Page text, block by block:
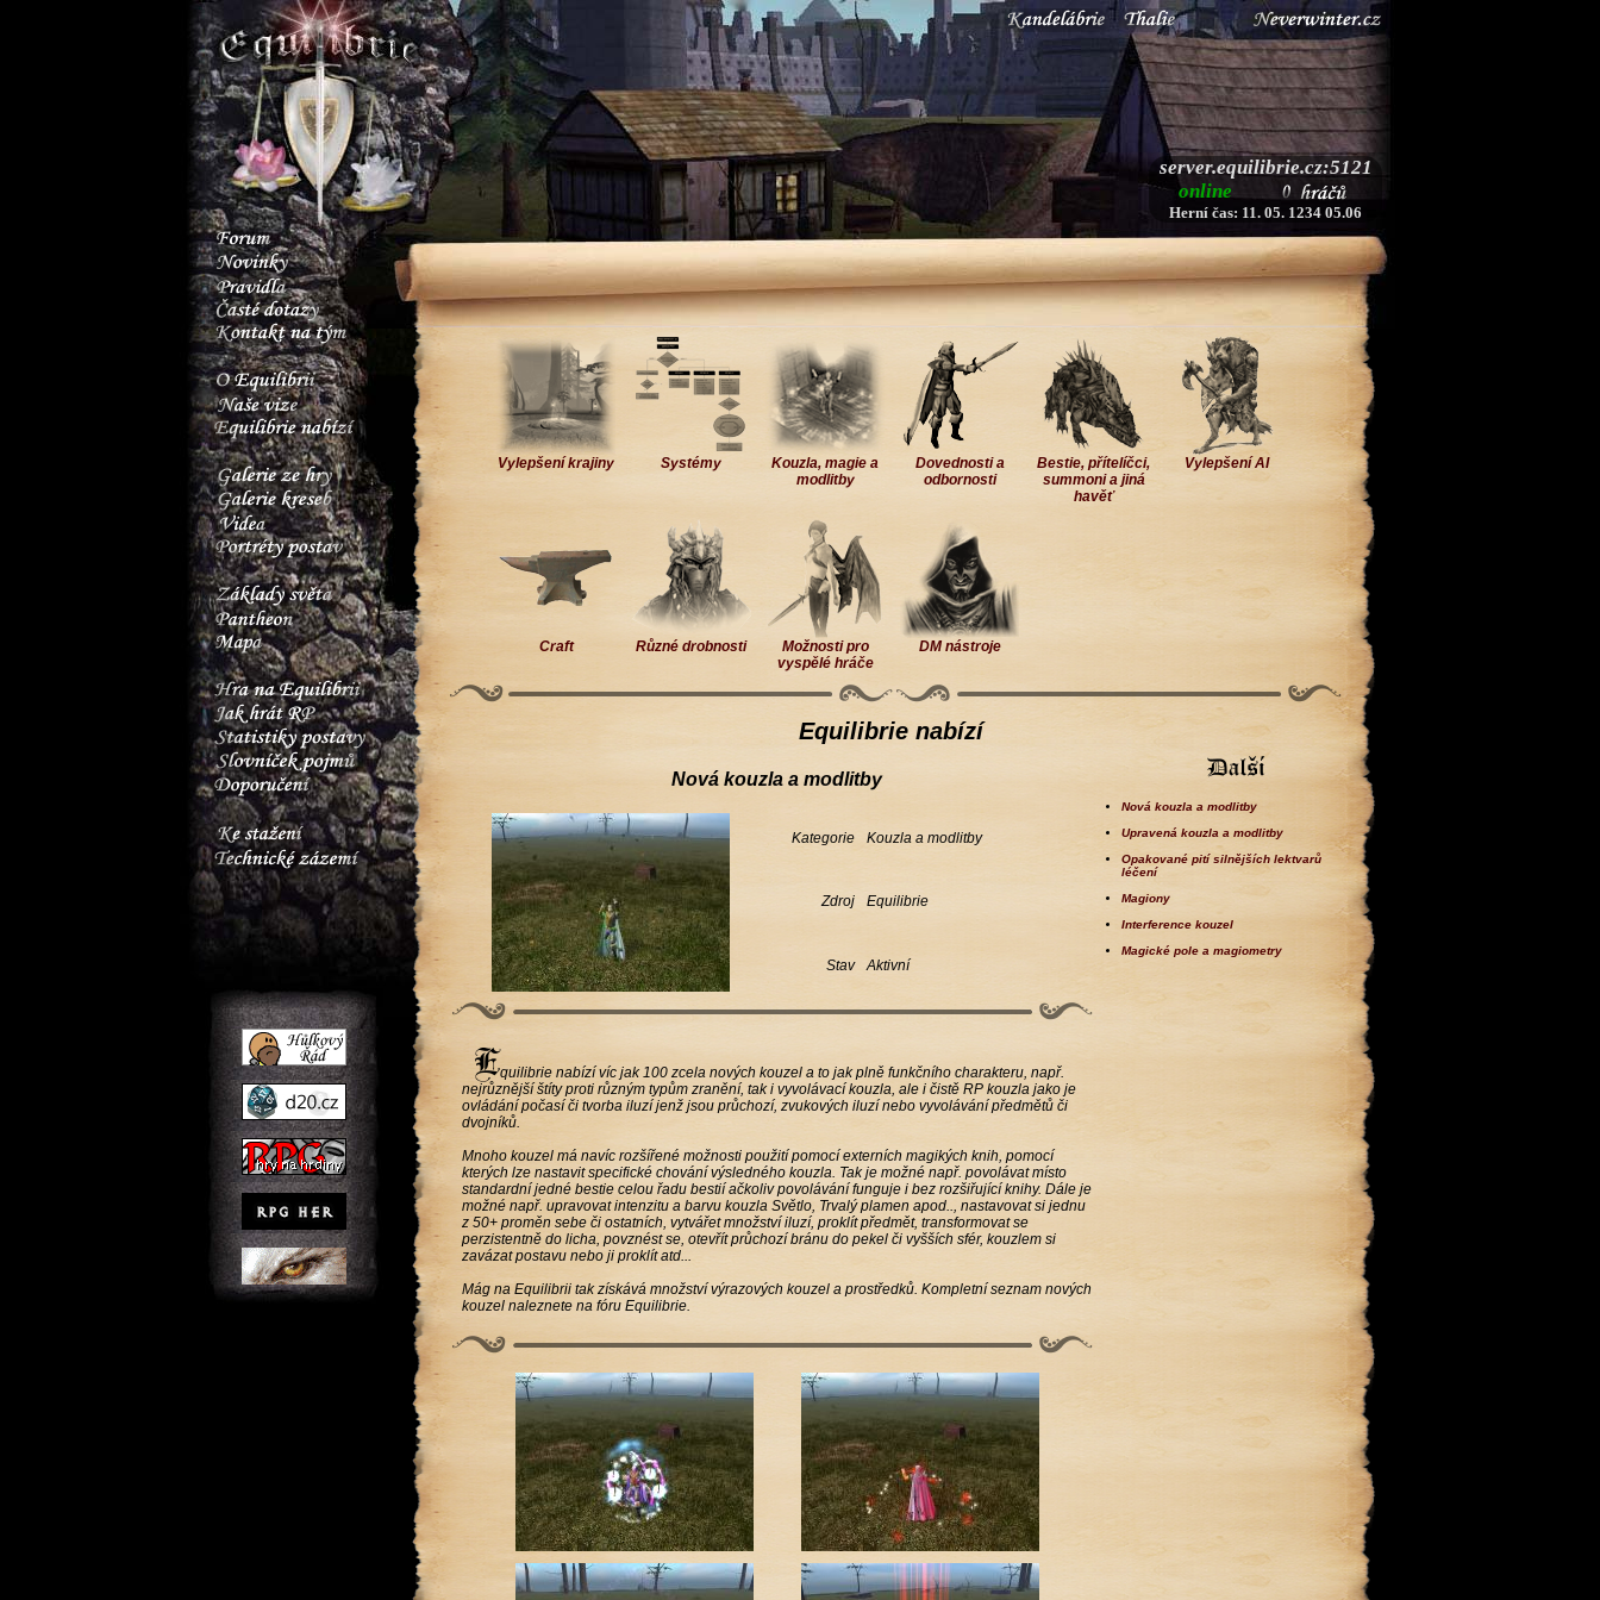
6
server.equilibrie.cz:5121
online
Herní čas: 11. 05. 1234 05.06
Vylepšení krajiny Systémy
Kouzla, magie a
modlitby
Dovednosti a
odbornosti
Bestie, přítelíčci,
summoni a jiná
havěť
Vylepšení AI
Craft Různé drobnosti
Možnosti pro
vyspělé hráče
DM nástroje
Equilibrie nabízí
Nová kouzla a modlitby
Upravená kouzla a modlitby
Opakované pití silnějších lektvarů
léčení
Magiony
Interference kouzel
Magické pole a magiometry
Nová kouzla a modlitby
Kategorie Kouzla a modlitby
Zdroj Equilibrie
Stav Aktivní
quilibrie nabízí víc jak 100 zcela nových kouzel a to jak plně funkčního charakteru, např.
nejrůznější štíty proti různým typům zranění, tak i vyvolávací kouzla, ale i čistě RP kouzla jako je
ovládání počasí či tvorba iluzí jenž jsou průchozí, zvukových iluzí nebo vyvolávání předmětů či
dvojníků.
Mnoho kouzel má navíc rozšířené možnosti použití pomocí externích magikých knih, pomocí
kterých lze nastavit specifické chování výsledného kouzla. Tak je možné např. povolávat místo
standardní jedné bestie celou řadu bestií ačkoliv povolávání funguje i bez rozšiřující knihy. Dále je
možné např. upravovat intenzitu a barvu kouzla Světlo, Trvalý plamen apod.., nastavovat si jednu
z 50+ proměn sebe či ostatních, vytvářet množství iluzí, proklít předmět, transformovat se
perzistentně do licha, povznést se, otevřít průchozí bránu do pekel či vyšších sfér, kouzlem si
zavázat postavu nebo ji proklít atd...
Mág na Equilibrii tak získává množství výrazových kouzel a prostředků. Kompletní seznam nových
kouzel naleznete na fóru Equilibrie.